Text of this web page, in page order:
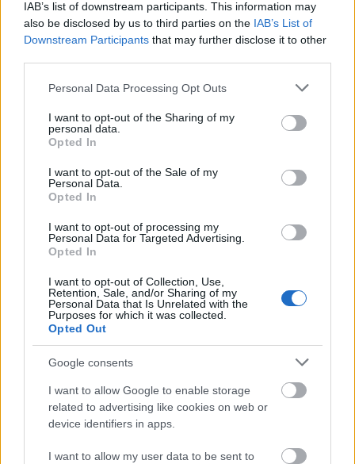
IAB’s list of downstream participants. This information may
also be disclosed by us to third parties on the IAB’s List of
Downstream Participants that may further disclose it to other
Please note that this website/app uses one or more Google
not limited to your visit or usage behaviour. You may click to
grant or deny consent to Google and its third-party tags to
use your data for below specified purposes in below Google
consent section.
Personal Data Processing Opt Outs
I want to opt-out of the Sharing of my
personal data.
Opted In
I want to opt-out of the Sale of my
Personal Data.
Opted In
I want to opt-out of processing my
Personal Data for Targeted Advertising.
Opted In
I want to opt-out of Collection, Use,
Retention, Sale, and/or Sharing of my
Personal Data that Is Unrelated with the
Purposes for which it was collected.
Opted Out
Google consents
I want to allow Google to enable storage
related to advertising like cookies on web or
device identifiers in apps.
I want to allow my user data to be sent to
aimarketingugynokseg.huszakértője szerint a hibrid
megközelítés a kulcs. "A hagyományos marketing
alapjai nem változtak — az emberek ugyanúgy
döntenek, ugyanúgy vásárolnak. De az AI új
eszközöket ad, amelyekkel ezeket az alapokat
az előnyben van."
Melyiket válaszd? — Döntési segédlet
Íme néhány szempont, amely segít a döntésben:
Válassz klasszikus ügynökséget, ha:
- Stabil, kiszámítható eredményeket szeretnél
- Nem szeretnél kísérletezni új technológiákkal
- A hagyományos csatornák (Google, Facebook)
elegendőek számodra
- Korlátozott a költségvetésed, és biztosra szeretnél
menni
Válassz AI ügynökséget, ha:
- Versenyelőnyt szeretnél szerezni az innovációval